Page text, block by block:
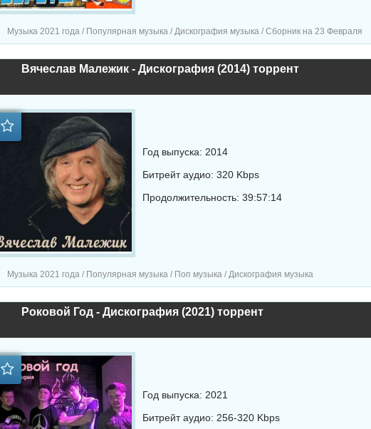
Музыка 2021 года / Популярная музыка / Дискография музыка / Сборник на 23 Февраля
Вячеслав Малежик - Дискография (2014) торрент
Год выпуска: 2014
Битрейт аудио: 320 Kbps
Продолжительность: 39:57:14
Музыка 2021 года / Популярная музыка / Поп музыка / Дискография музыка
Роковой Год - Дискография (2021) торрент
Год выпуска: 2021
Битрейт аудио: 256-320 Kbps